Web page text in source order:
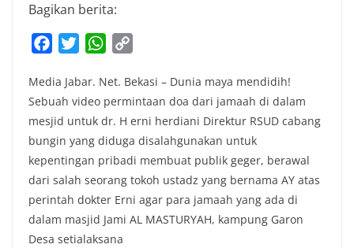
Bagikan berita:
c
e
b
o
o
k
i
t
t
e
r
W
a
t
s
A
p
p
p
y
L
i
n
k
Media Jabar. Net. Bekasi – Dunia maya mendidih!
Sebuah video permintaan doa dari jamaah di dalam
mesjid untuk dr. H erni herdiani Direktur RSUD cabang
bungin yang diduga disalahgunakan untuk
kepentingan pribadi membuat publik geger, berawal
dari salah seorang tokoh ustadz yang bernama AY atas
perintah dokter Erni agar para jamaah yang ada di
dalam masjid Jami AL MASTURYAH, kampung Garon
Desa setialaksana